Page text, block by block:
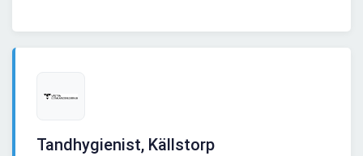
Tandhygienist, Källstorp